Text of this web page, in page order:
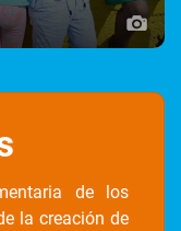
de los
la creación de